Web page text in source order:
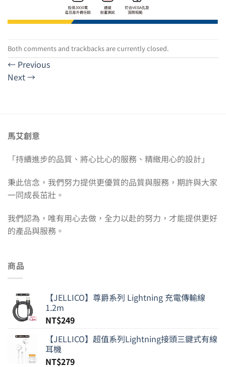
Both comments and trackbacks are currently closed.
← Previous
Next→
馬艾創意
「持續進步的品質、將心比心的服務、精緻用心的設計」
秉此信念，我們努力提供更優質的品質與服務，期許與大家
一同成長茁壯。
我們認為，唯有用心去做，全力以赴的努力，才能提供更好
的產品與服務。
商品
【JELLICO】尊爵系列 Lightning 充電傳輸線
1.2m
NT$249
【JELLICO】超值系列Lightning接頭三鍵式有線
耳機
NT$279